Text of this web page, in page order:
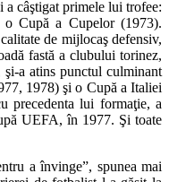
a câştigat primele lui trofee:
Cupă a Cupelor (1973).
de mijlocaş defensiv,
fastă a clubului torinez,
a atins punctul culminant
1978) şi o Cupă a Italiei
precedenta lui formaţie, a
UEFA, în 1977. Şi toate
a învinge”, spunea mai